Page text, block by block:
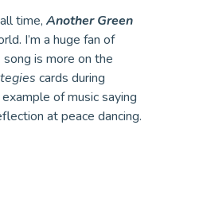
time, Another Green
I’m a huge fan of
is more on the
cards during
of music saying
at peace dancing.